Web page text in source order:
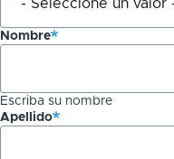
ayuda
a
navegación
Nombre
Escriba su nombre
Apellido